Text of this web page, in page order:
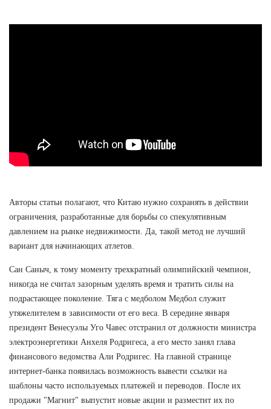
Авторы статьи полагают, что Китаю нужно сохранять в действии
ограничения, разработанные для борьбы со спекулятивным
давлением на рынке недвижимости. Да, такой метод не лучший
вариант для начинающих атлетов.
Сан Саныч, к тому моменту трехкратный олимпийский чемпион,
никогда не считал зазорным уделять время и тратить силы на
подрастающее поколение. Тяга с медболом Медбол служит
утяжелителем в зависимости от его веса. В середине января
президент Венесуэлы Уго Чавес отстранил от должности министра
электроэнергетики Анхеля Родригеса, а его место занял глава
финансового ведомства Али Родригес. На главной странице
интернет-банка появилась возможность вывести ссылки на
шаблоны часто используемых платежей и переводов. После их
продажи "Магнит" выпустит новые акции и разместит их по